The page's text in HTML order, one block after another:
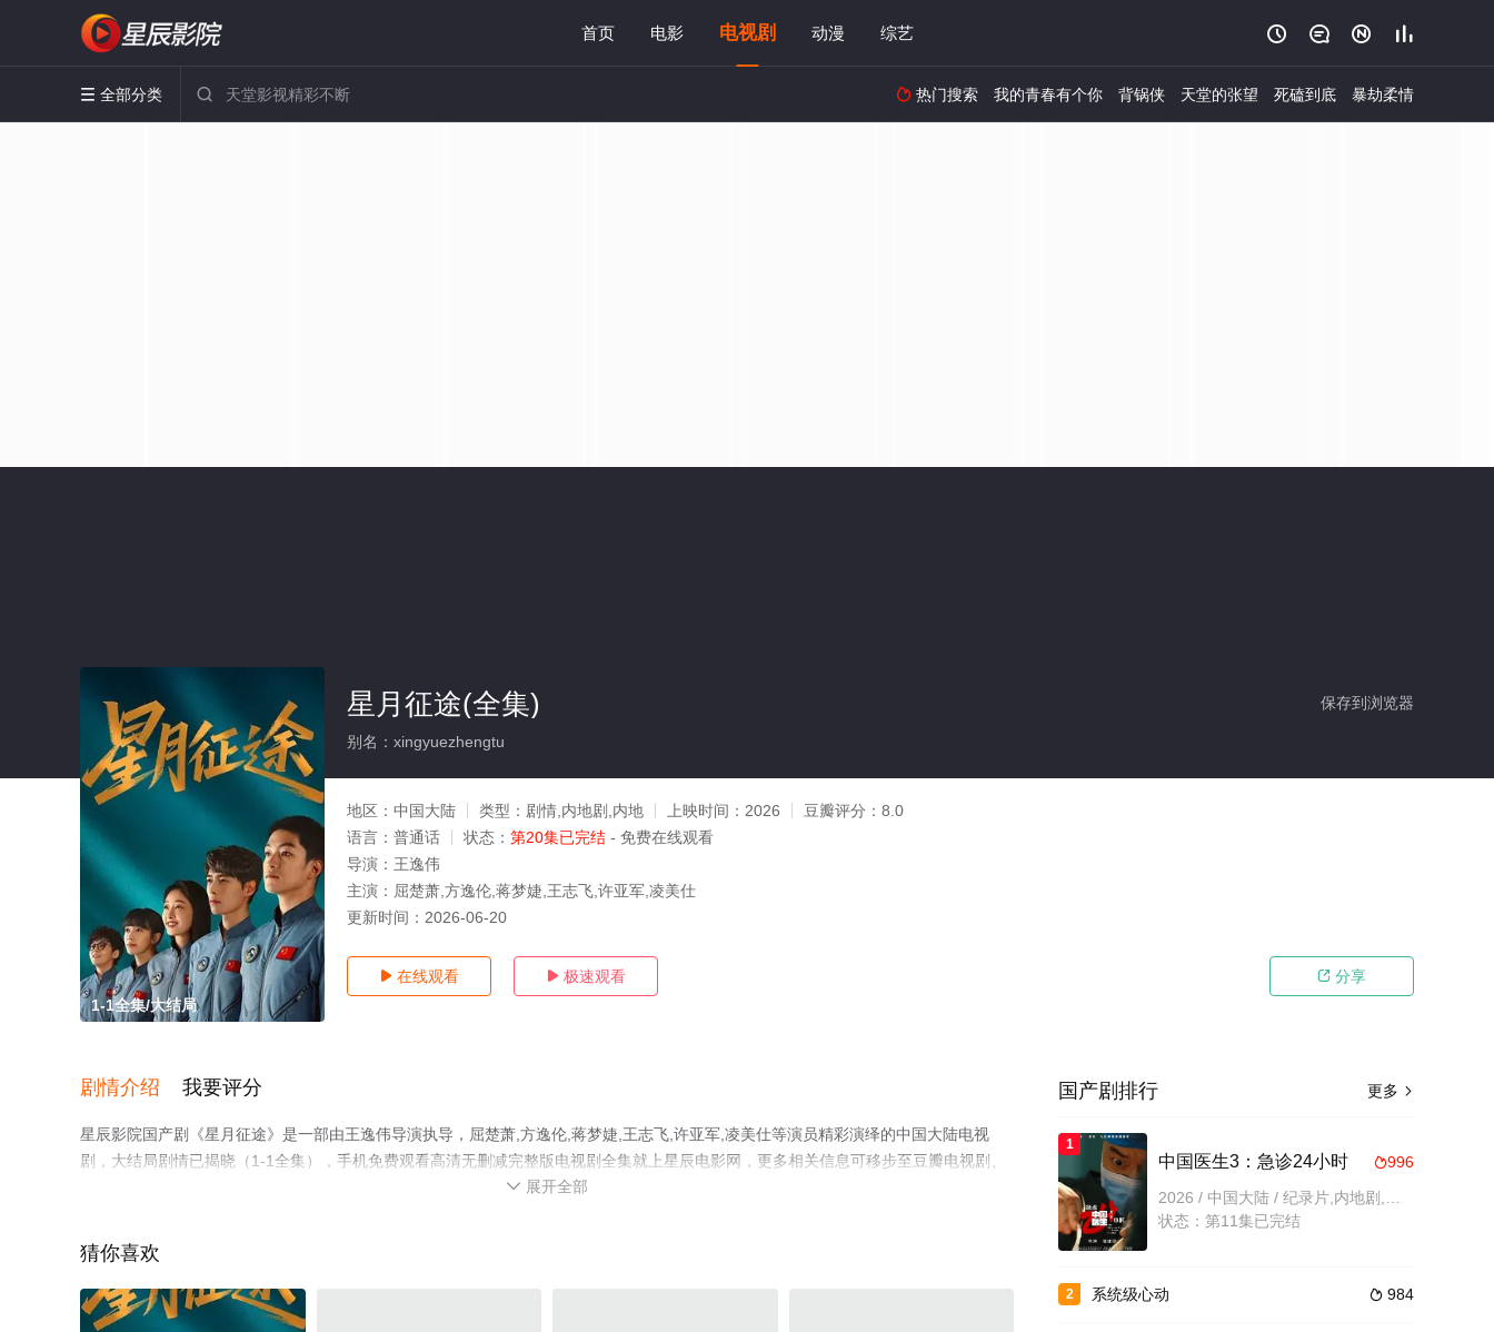
首页 电影 电视剧 动漫 综艺    
 全部分类   热门搜索 我的青春有个你 背锅侠 天堂的张望 死磕到底 暴劫柔情
1-1全集/大结局
保存到浏览器
星月征途(全集)
别名：xingyuezhengtu
地区： 中国大陆 类型： 剧情,内地剧,内地 上映时间： 2026 豆瓣评分： 8.0
语言： 普通话 状态： 第20集已完结 - 免费在线观看
导演： 王逸伟
主演： 屈楚萧,方逸伦,蒋梦婕,王志飞,许亚军,凌美仕
更新时间： 2026-06-20
 在线观看  极速观看  分享
剧情介绍 我要评分
星辰影院国产剧《星月征途》是一部由王逸伟导演执导，屈楚萧,方逸伦,蒋梦婕,王志飞,许亚军,凌美仕等演员精彩演绎的中国大陆电视
剧，大结局剧情已揭晓（1-1全集），手机免费观看高清无删减完整版电视剧全集就上星辰电影网，更多相关信息可移步至豆瓣电视剧、
 展开全部
猜你喜欢
更多 
国产剧排行
1
996
中国医生3：急诊24小时
状态：第11集已完结
2  984
系统级心动